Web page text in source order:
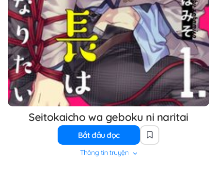
Seitokaicho wa geboku ni naritai
Bắt đầu đọc
Thông tin truyện